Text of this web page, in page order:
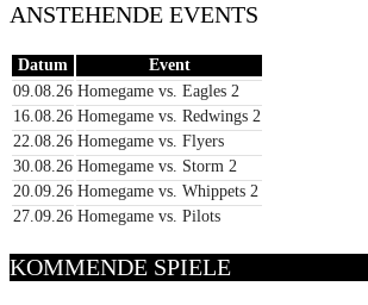
ANSTEHENDE EVENTS
Datum
Event
09.08.26 Homegame vs. Eagles 2
16.08.26 Homegame vs. Redwings 2
22.08.26 Homegame vs. Flyers
30.08.26 Homegame vs. Storm 2
20.09.26 Homegame vs. Whippets 2
27.09.26 Homegame vs. Pilots
KOMMENDE SPIELE